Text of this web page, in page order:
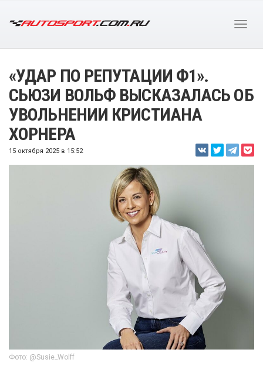
«УДАР ПО РЕПУТАЦИИ Ф1».
СЬЮЗИ ВОЛЬФ ВЫСКАЗАЛАСЬ ОБ
УВОЛЬНЕНИИ КРИСТИАНА
ХОРНЕРА
15 октября 2025 в 15:52
Фото: @Susie_Wolff